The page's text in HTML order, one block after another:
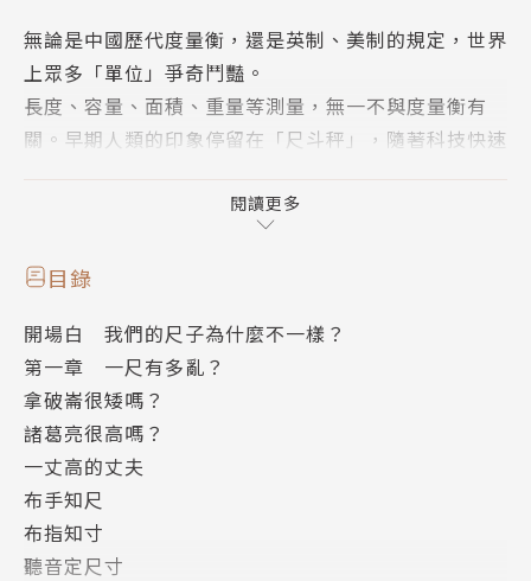
無論是中國歷代度量衡，還是英制、美制的規定，世界
上眾多「單位」爭奇鬥豔。
長度、容量、面積、重量等測量，無一不與度量衡有
關。早期人類的印象停留在「尺斗秤」，隨著科技快速
月球的距離等，全都在人類測量的範圍。
李開周老師首次發揮測量工程師的工作專業，結合詳實
進發展的有趣歷程，一部關於度量衡的千年演化史！
作者簡介
李開周
閱讀更多
目錄
開場白 我們的尺子為什麼不一樣？
第一章 一尺有多亂？
拿破崙很矮嗎？
諸葛亮很高嗎？
一丈高的丈夫
布手知尺
布指知寸
聽音定尺寸